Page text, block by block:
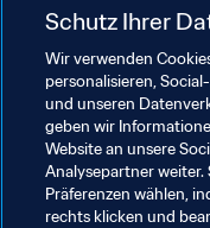
die einzige
komme von den
Dialog und
wirksame Weg,
Welt heute eine
eher zu
Aufklärung. Wir
Schutz Ihrer
Wir verwenden
personalisieren,
und unseren
geben wir
Website an unsere
Analysepartner weiter.
Präferenzen wählen,
rechts klicken und